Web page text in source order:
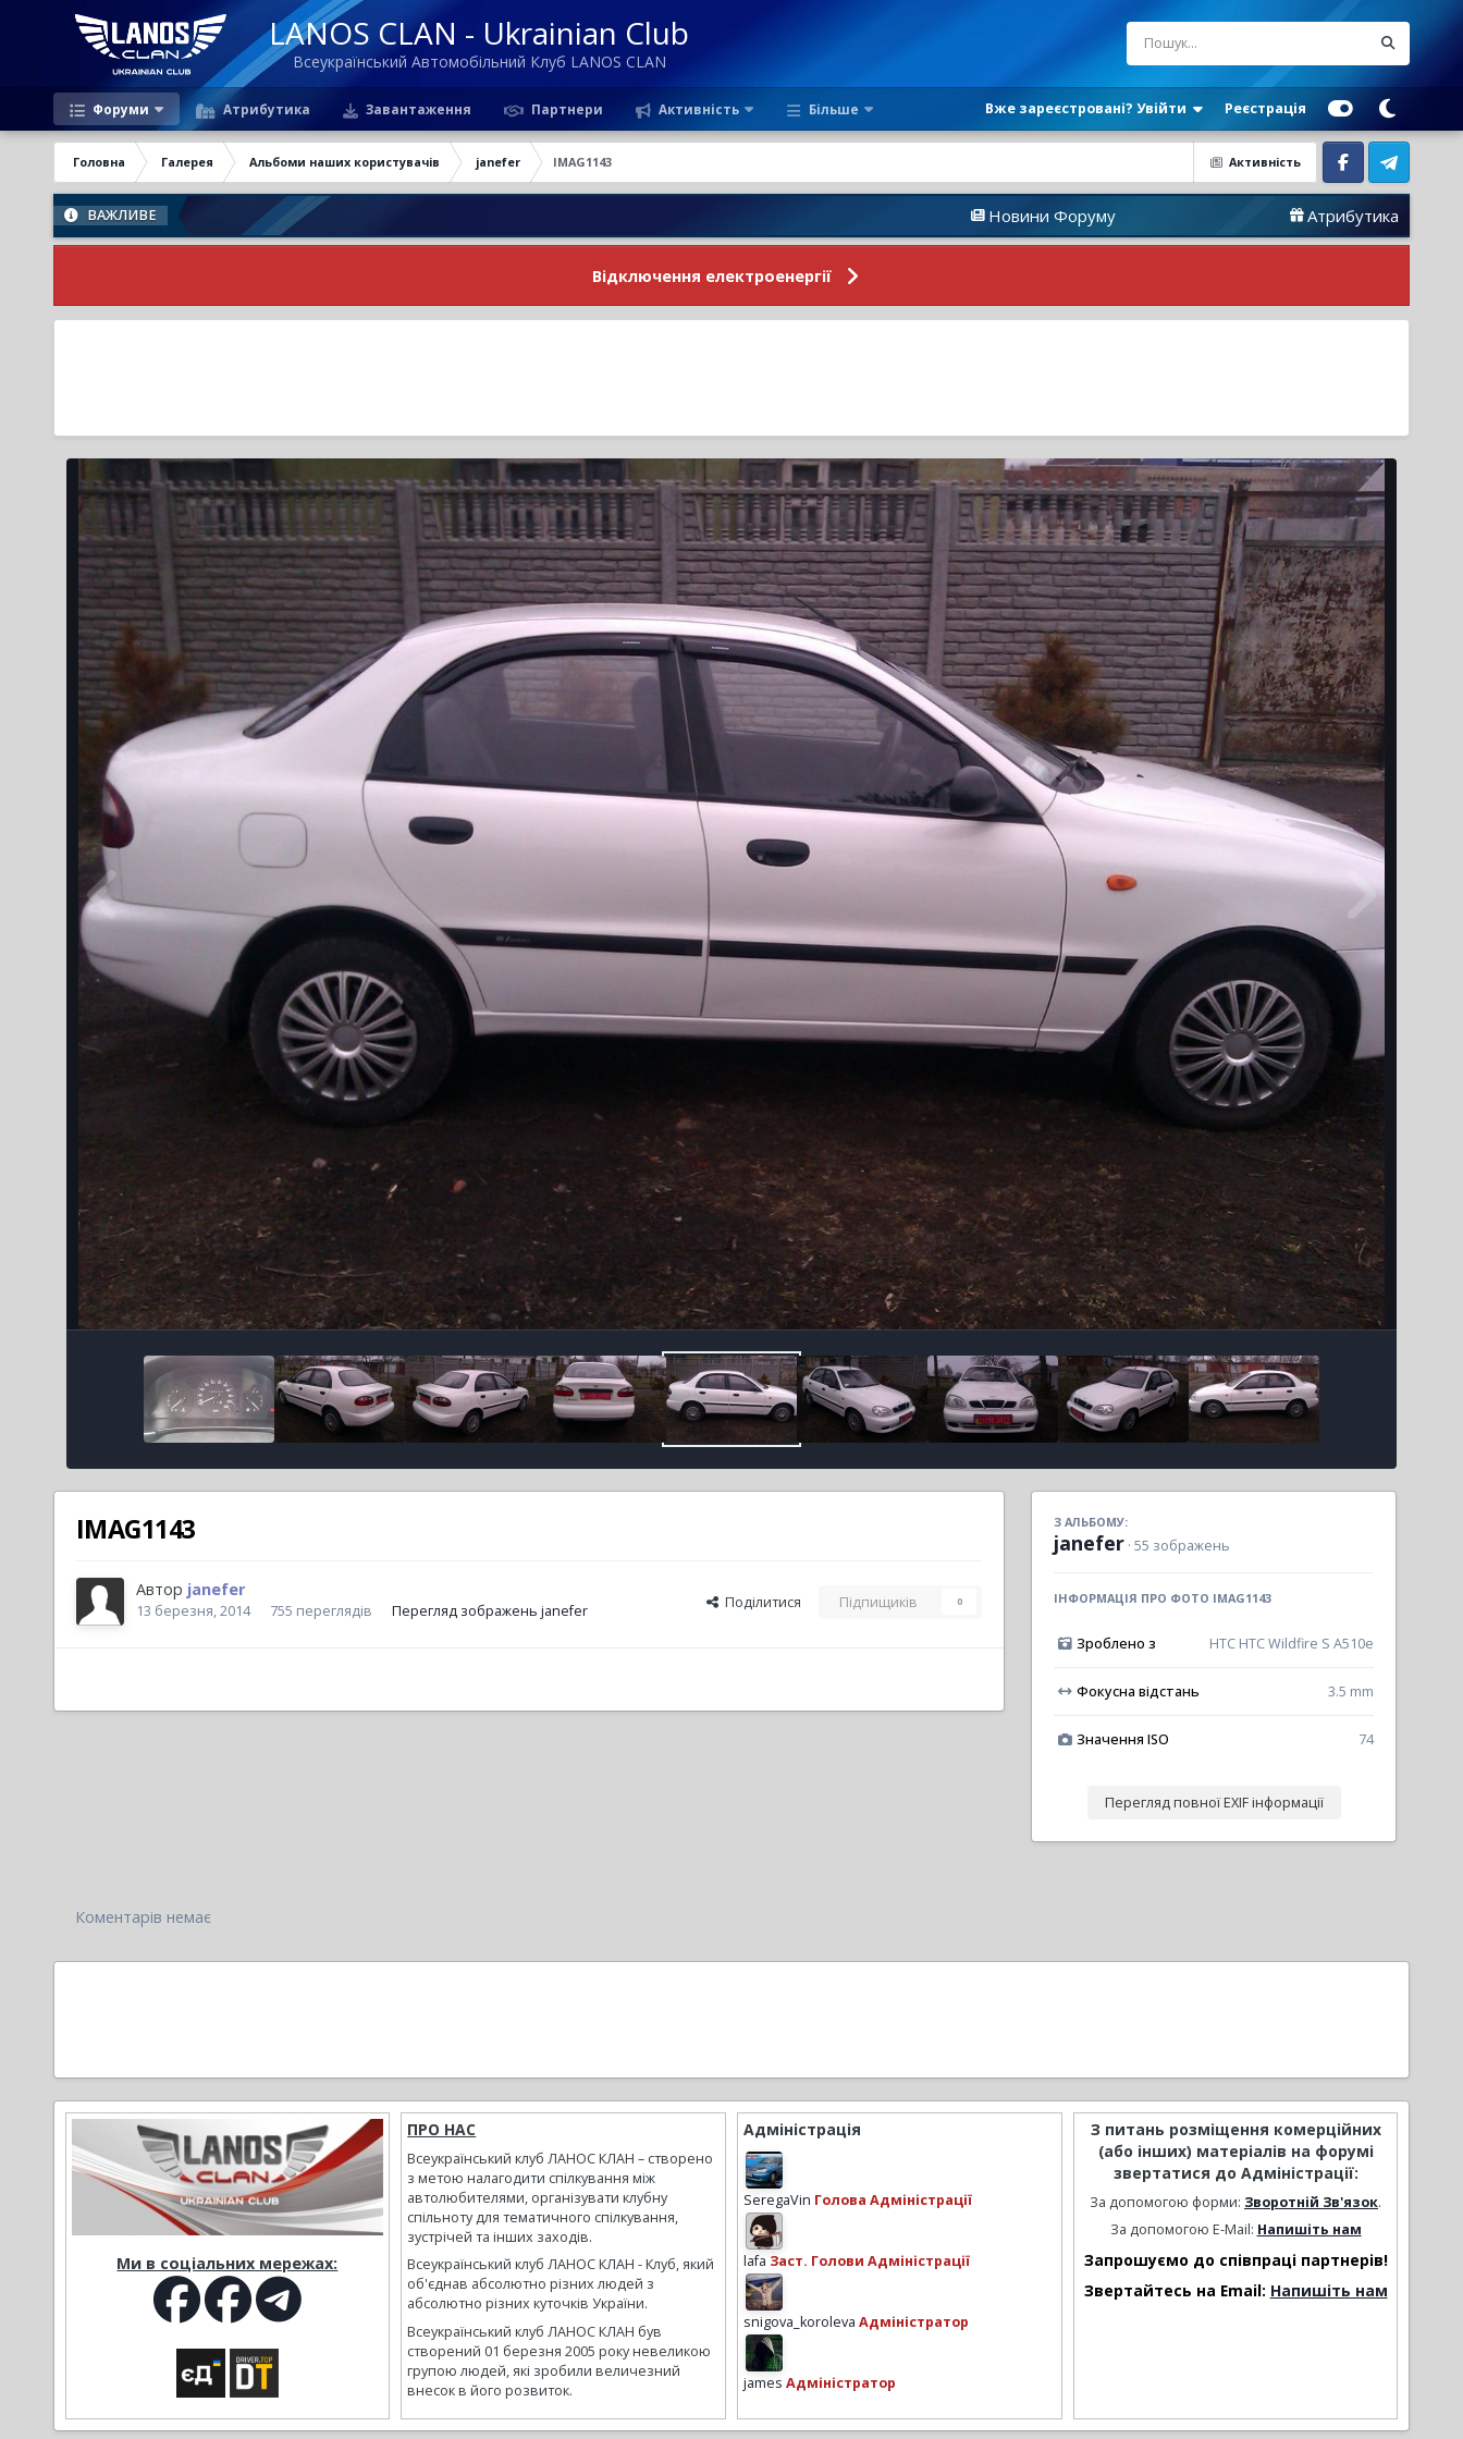
LANOS CLAN - Ukrainian Club
Всеукраїнський Автомобільний Клуб LANOS CLAN
Форуми Атрибутика Завантаження Партнери Активність Більше Вже зареєстровані? Увійти Реєстрація
Активність
Головна Галерея Альбоми наших користувачів janefer IMAG1143
Facebook Telegram
ВАЖЛИВЕ Новини Форуму Атрибутика
Відключення електроенергії
Інструменти
IMAG1143
Автор janefer
13 березня, 2014 755 переглядів Перегляд зображень janefer Поділитися Підпищиків 0
З АЛЬБОМУ:
janefer · 55 зображень
ІНФОРМАЦІЯ ПРО ФОТО IMAG1143
Зроблено з HTC HTC Wildfire S A510e
Фокусна відстань 3.5 mm
Значення ISO 74
Перегляд повної EXIF інформації
Коментарів немає
Ми в соціальних мережах:
ПРО НАС
Всеукраїнський клуб ЛАНОС КЛАН – створено
з метою налагодити спілкування між
автолюбителями, організувати клубну
спільноту для тематичного спілкування,
зустрічей та інших заходів.
Всеукраїнський клуб ЛАНОС КЛАН - Клуб, який
об'єднав абсолютно різних людей з
абсолютно різних куточків України.
Всеукраїнський клуб ЛАНОС КЛАН був
створений 01 березня 2005 року невеликою
групою людей, які зробили величезний
внесок в його розвиток.
Адміністрація
SeregaVin Голова Адміністрації
lafa Заст. Голови Адміністрації
snigova_koroleva Адміністратор
james Адміністратор
З питань розміщення комерційних
(або інших) матеріалів на форумі
звертатися до Адміністрації:
За допомогою форми: Зворотній Зв'язок.
За допомогою E-Mail: Напишіть нам
Запрошуємо до співпраці партнерів!
Звертайтесь на Email: Напишіть нам